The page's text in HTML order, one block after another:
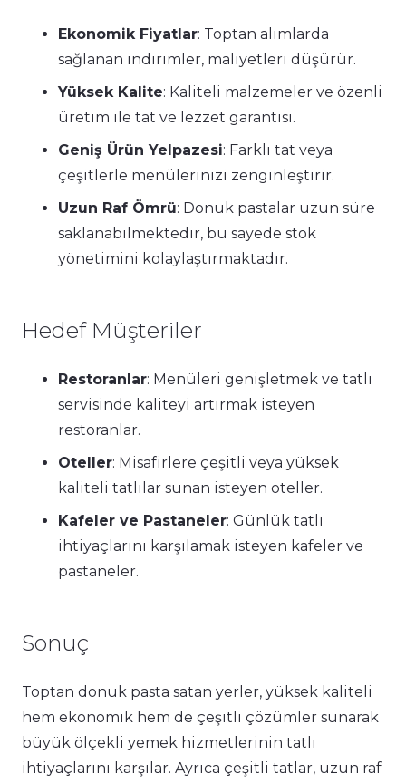
Ekonomik Fiyatlar: Toptan alımlarda
sağlanan indirimler, maliyetleri düşürür.
Yüksek Kalite: Kaliteli malzemeler ve özenli
üretim ile tat ve lezzet garantisi.
Geniş Ürün Yelpazesi: Farklı tat veya
çeşitlerle menülerinizi zenginleştirir.
Uzun Raf Ömrü: Donuk pastalar uzun süre
saklanabilmektedir, bu sayede stok
yönetimini kolaylaştırmaktadır.
Hedef Müşteriler
Restoranlar: Menüleri genişletmek ve tatlı
servisinde kaliteyi artırmak isteyen
restoranlar.
Oteller: Misafirlere çeşitli veya yüksek
kaliteli tatlılar sunan isteyen oteller.
Kafeler ve Pastaneler: Günlük tatlı
ihtiyaçlarını karşılamak isteyen kafeler ve
pastaneler.
Sonuç
Toptan donuk pasta satan yerler, yüksek kaliteli
hem ekonomik hem de çeşitli çözümler sunarak
büyük ölçekli yemek hizmetlerinin tatlı
ihtiyaçlarını karşılar. Ayrıca çeşitli tatlar, uzun raf